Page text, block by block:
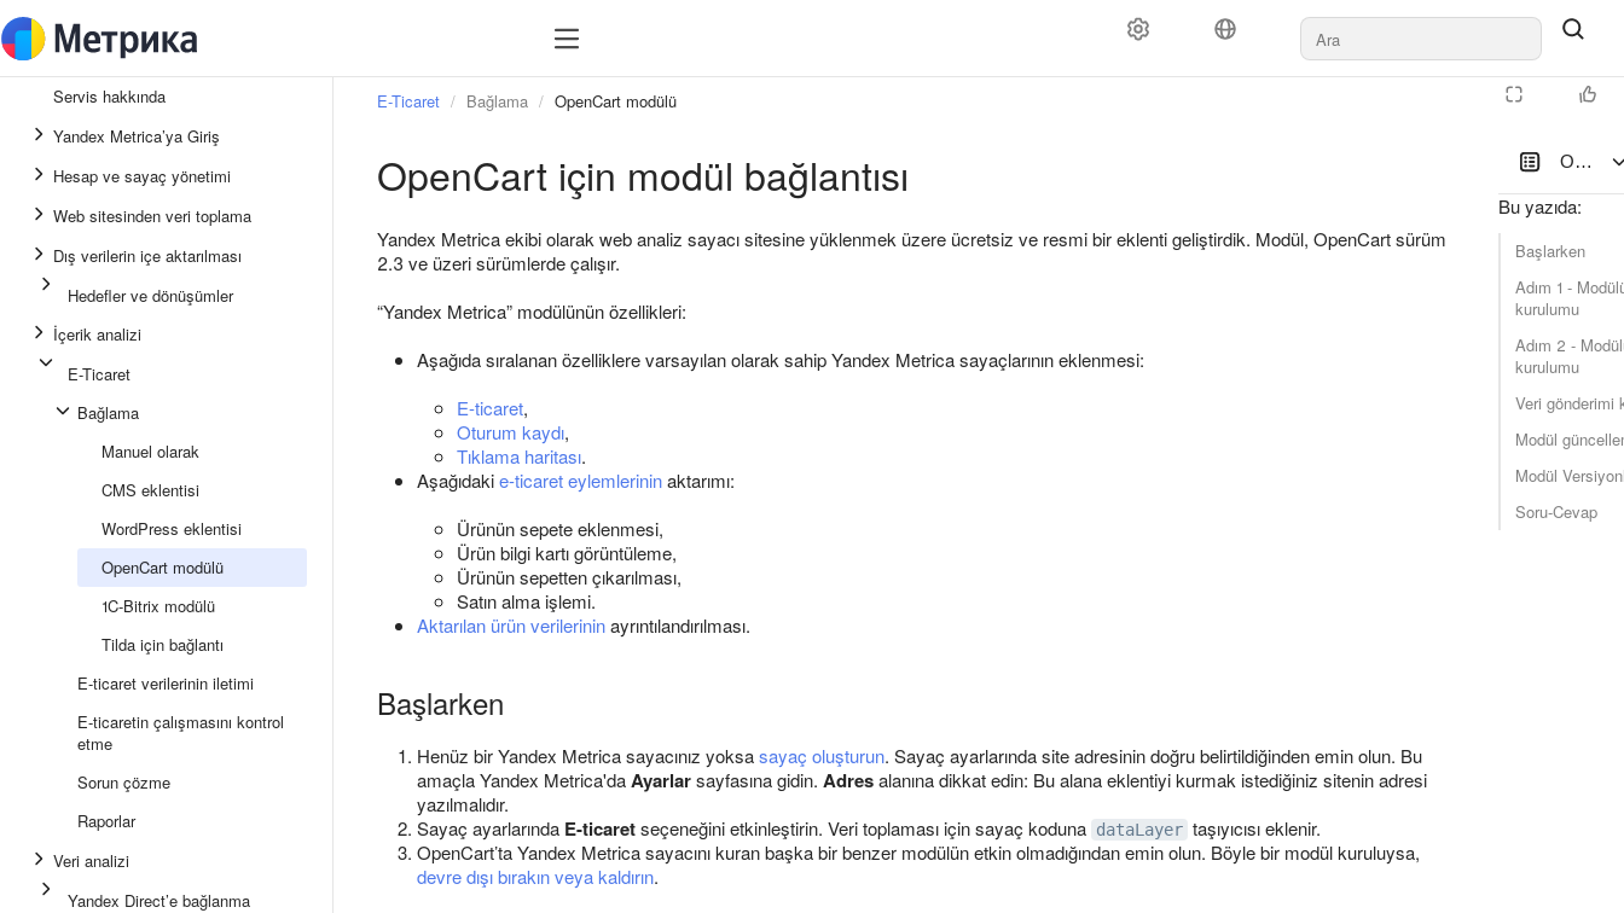
Servis hakkında
Yandex Metrica’ya Giriş
Hesap ve sayaç yönetimi
Web sitesinden veri toplama
Dış verilerin içe aktarılması
Hedefler ve dönüşümler
İçerik analizi
E-Ticaret
Bağlama
Manuel olarak
CMS eklentisi
WordPress eklentisi
OpenCart modülü
1C-Bitrix modülü
Tilda için bağlantı
E-ticaret verilerinin iletimi
E-ticaretin çalışmasını kontrol
etme
Sorun çözme
Raporlar
Veri analizi
Yandex Direct’e bağlanma
Bu yazıda:
Başlarken
Adım 1 -
kurulumu
Adım 2 -
kurulumu
Veri gönderimi
Modül
Modül
Soru-Cevap
E-Ticaret Bağlama OpenCart modülü
OpenCart için modül bağlantısı
Yandex Metrica ekibi olarak web analiz sayacı sitesine yüklenmek üzere ücretsiz ve resmi bir eklenti geliştirdik. Modül, OpenCart sürüm
2.3 ve üzeri sürümlerde çalışır.
“Yandex Metrica” modülünün özellikleri:
Aşağıda sıralanan özelliklere varsayılan olarak sahip Yandex Metrica sayaçlarının eklenmesi:
E-ticaret,
Oturum kaydı,
Tıklama haritası.
Aşağıdakie-ticaret eylemlerininaktarımı:
Ürünün sepete eklenmesi,
Ürün bilgi kartı görüntüleme,
Ürünün sepetten çıkarılması,
Satın alma işlemi.
Aktarılan ürün verilerininayrıntılandırılması.
Başlarken
Henüz bir Yandex Metrica sayacınız yoksasayaç oluşturun. Sayaç ayarlarında site adresinin doğru belirtildiğinden emin olun. Bu
amaçla Yandex Metrica'daAyarlarsayfasına gidin. Adresalanına dikkat edin: Bu alana eklentiyi kurmak istediğiniz sitenin adresi
yazılmalıdır.
Sayaç ayarlarında E-ticaretseçeneğini etkinleştirin. Veri toplaması için sayaç koduna dataLayer taşıyıcısı eklenir.
OpenCart’ta Yandex Metrica sayacını kuran başka bir benzer modülün etkin olmadığından emin olun. Böyle bir modül kuruluysa,
devre dışı bırakın veya kaldırın.